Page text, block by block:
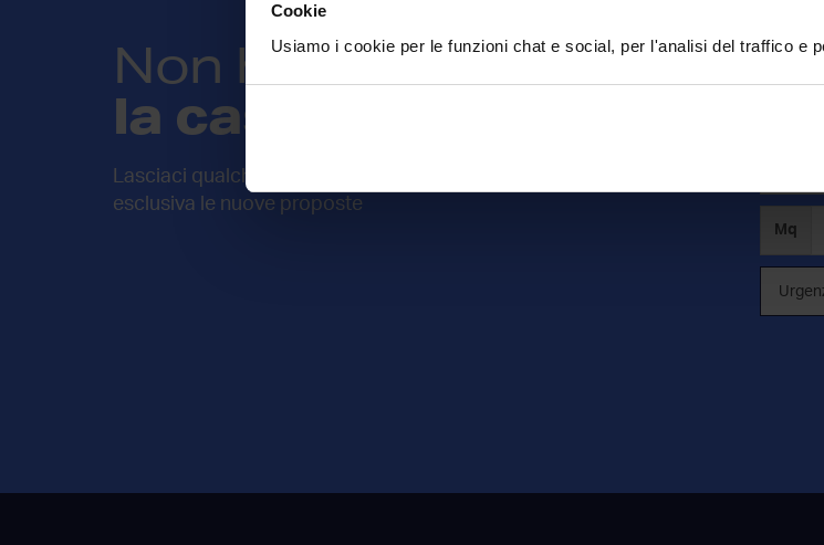
Cookie
Usiamo i cookie per le funzioni chat e social, per l'analisi del traffico e
Non hai trovato
la casa che cercavi?
Lasciaci qualche informazione sulla tua ricerca e riceverai in
esclusiva le nuove proposte
Mq